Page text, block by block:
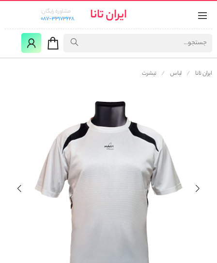
ایران تانا
مشاوره رایگان:
087-33173228
ایران تانا لباس تیشرت